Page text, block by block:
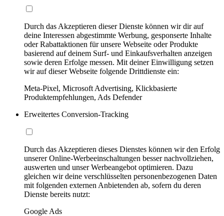
Durch das Akzeptieren dieser Dienste können wir dir auf
deine Interessen abgestimmte Werbung, gesponserte Inhalte
oder Rabattaktionen für unsere Webseite oder Produkte
basierend auf deinem Surf- und Einkaufsverhalten anzeigen
sowie deren Erfolge messen. Mit deiner Einwilligung setzen
wir auf dieser Webseite folgende Drittdienste ein:
Meta-Pixel, Microsoft Advertising, Klickbasierte
Produktempfehlungen, Ads Defender
Erweitertes Conversion-Tracking
Durch das Akzeptieren dieses Dienstes können wir den Erfolg
unserer Online-Werbeeinschaltungen besser nachvollziehen,
auswerten und unser Werbeangebot optimieren. Dazu
gleichen wir deine verschlüsselten personenbezogenen Daten
mit folgenden externen Anbietenden ab, sofern du deren
Dienste bereits nutzt:
Google Ads